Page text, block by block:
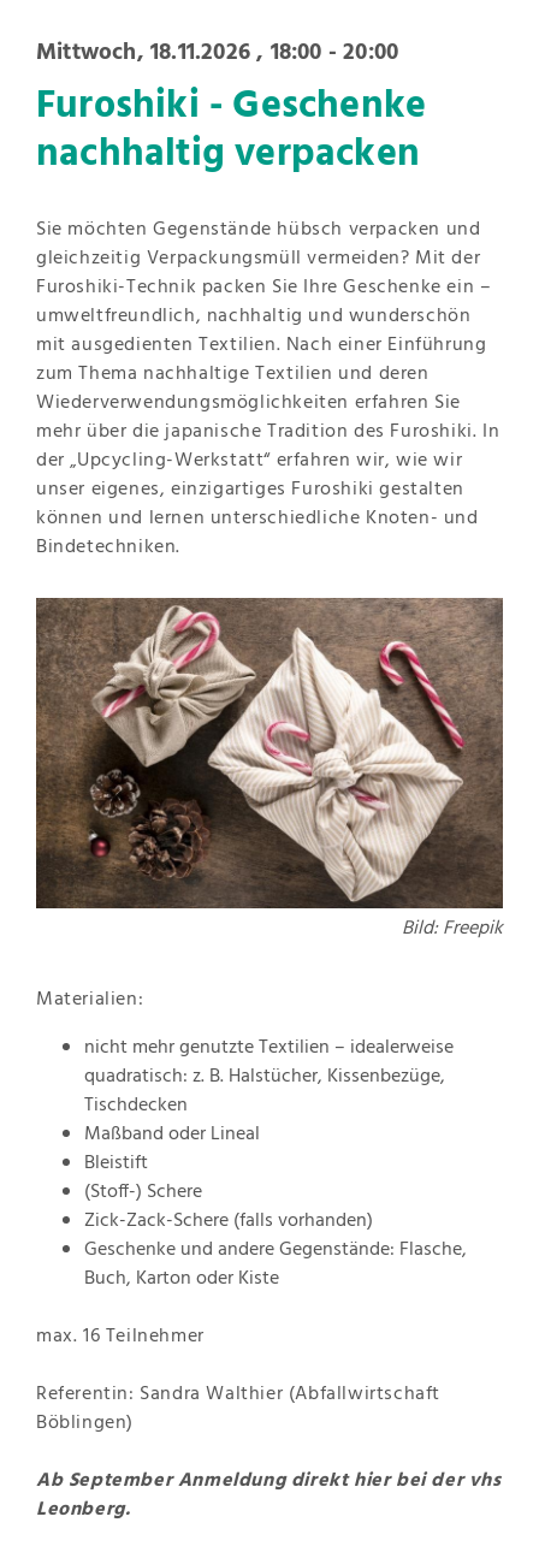
Mittwoch, 18.11.2026, 18:00 - 20:00
Furoshiki - Geschenke
nachhaltig verpacken
Sie möchten Gegenstände hübsch verpacken und
gleichzeitig Verpackungsmüll vermeiden? Mit der
Furoshiki-Technik packen Sie Ihre Geschenke ein –
umweltfreundlich, nachhaltig und wunderschön
mit ausgedienten Textilien. Nach einer Einführung
zum Thema nachhaltige Textilien und deren
Wiederverwendungsmöglichkeiten erfahren Sie
mehr über die japanische Tradition des Furoshiki. In
der „Upcycling-Werkstatt“ erfahren wir, wie wir
unser eigenes, einzigartiges Furoshiki gestalten
können und lernen unterschiedliche Knoten- und
Bindetechniken.
Bild: Freepik
Materialien:
nicht mehr genutzte Textilien – idealerweise
quadratisch: z. B. Halstücher, Kissenbezüge,
Tischdecken
Maßband oder Lineal
Bleistift
(Stoff-) Schere
Zick-Zack-Schere (falls vorhanden)
Geschenke und andere Gegenstände: Flasche,
Buch, Karton oder Kiste
max. 16 Teilnehmer
Referentin: Sandra Walthier (Abfallwirtschaft
Böblingen)
Ab September Anmeldung direkt hier bei der vhs
Leonberg.